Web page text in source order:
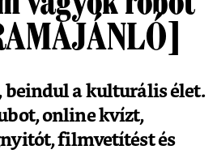
beindul a kulturális élet.
online kvízt,
filmvetítést és